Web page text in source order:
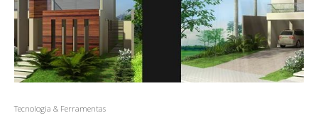
Tecnologia & Ferramentas